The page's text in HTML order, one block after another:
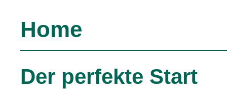
Home
Der perfekte Start